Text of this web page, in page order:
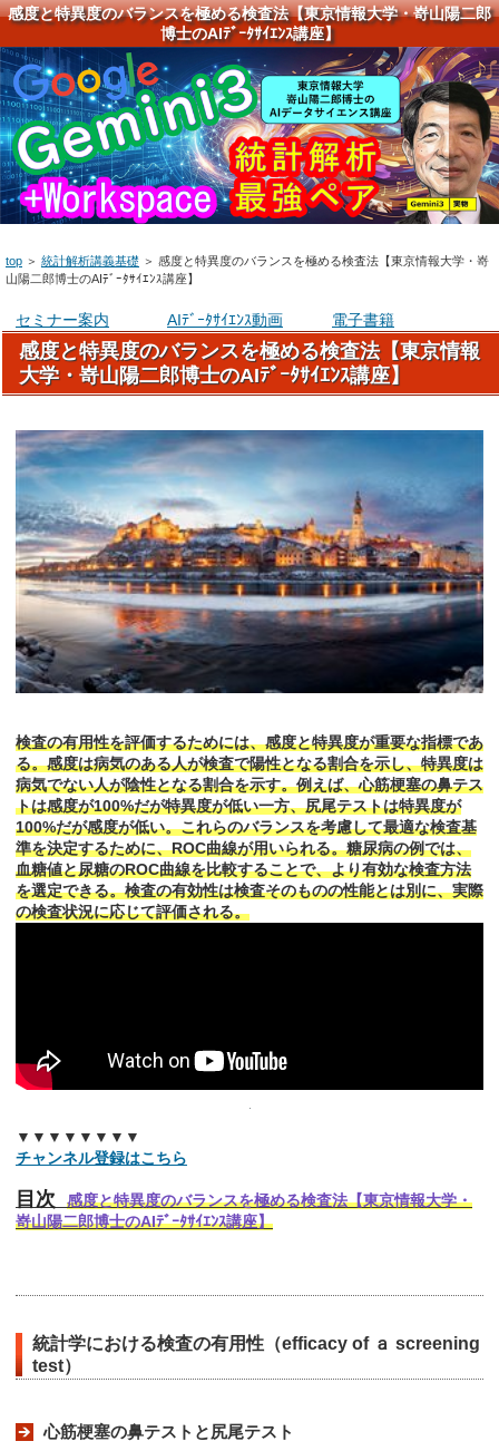
感度と特異度のバランスを極める検査法【東京情報大学・嵜山陽二郎
博士のAIﾃﾞｰﾀｻｲｴﾝｽ講座】
top ＞ 統計解析講義基礎 ＞ 感度と特異度のバランスを極める検査法【東京情報大学・嵜
山陽二郎博士のAIﾃﾞｰﾀｻｲｴﾝｽ講座】
セミナー案内 AIﾃﾞｰﾀｻｲｴﾝｽ動画 電子書籍
感度と特異度のバランスを極める検査法【東京情報
大学・嵜山陽二郎博士のAIﾃﾞｰﾀｻｲｴﾝｽ講座】
検査の有用性を評価するためには、感度と特異度が重要な指標であ
る。感度は病気のある人が検査で陽性となる割合を示し、特異度は
病気でない人が陰性となる割合を示す。例えば、心筋梗塞の鼻テス
トは感度が100%だが特異度が低い一方、尻尾テストは特異度が
100%だが感度が低い。これらのバランスを考慮して最適な検査基
準を決定するために、ROC曲線が用いられる。糖尿病の例では、
血糖値と尿糖のROC曲線を比較することで、より有効な検査方法
を選定できる。検査の有効性は検査そのものの性能とは別に、実際
の検査状況に応じて評価される。
▼▼▼▼▼▼▼▼
チャンネル登録はこちら
目次
感度と特異度のバランスを極める検査法【東京情報大学・
嵜山陽二郎博士のAIﾃﾞｰﾀｻｲｴﾝｽ講座】
統計学における検査の有用性（efficacy of ａ screening
test）
心筋梗塞の鼻テストと尻尾テスト